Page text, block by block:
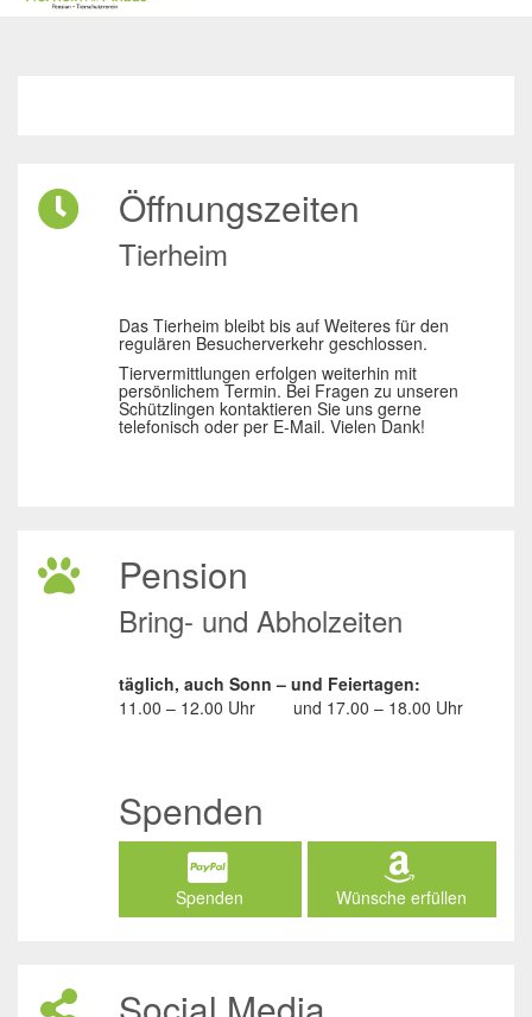
Öffnungszeiten
Tierheim
Das Tierheim bleibt bis auf Weiteres für den
regulären Besucherverkehr geschlossen.
Tiervermittlungen erfolgen weiterhin mit
persönlichem Termin. Bei Fragen zu unseren
Schützlingen kontaktieren Sie uns gerne
telefonisch oder per E-Mail. Vielen Dank!
Pension
Bring- und Abholzeiten
täglich, auch Sonn – und Feiertagen:
11.00 – 12.00 Uhr
und 17.00 – 18.00 Uhr
Spenden
Spenden Wünsche erfüllen